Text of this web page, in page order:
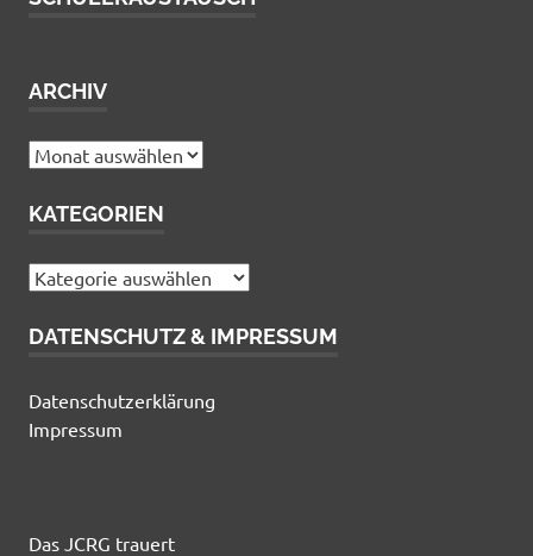
ARCHIV
Archiv
KATEGORIEN
Kategorien
DATENSCHUTZ & IMPRESSUM
Datenschutzerklärung
Impressum
Das JCRG trauert